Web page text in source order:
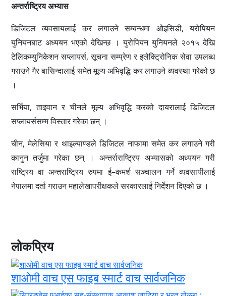
अन्तर्राष्ट्रिय अभ्यास
डिजिटल व्यवसायलाई कर लगाउने सम्बन्धमा ओइसिडी, यरोपियन
युनियनबाट अध्ययन भएको देखिन्छ । युरोपियन युनियनले २०१५ देखि
टेलिकम्युनिकेशन सप्लायर्स, सूचना सम्प्रेण र इलेक्ट्रिोनिक सेवा उपलब्ध
गराउने गैर बासिन्दालाई समेत मूल्य अभिवृद्धि कर लगाउने व्यवस्था गरेको छ
।
सर्भिया, ताइवान र चीनले मूल्य अभिवृद्धि करको दायरालाई डिजिटल
सप्लायर्ससम्म विस्तार गरेका छन् ।
चीन, मेलेसिया र थाइल्याण्डले डिजिटल नाफामा समेत कर लगाउने गरी
कानुन तर्जुमा गरेका छन् । अन्तर्राराष्ट्रिय अभ्यासको अध्ययन गरी
राष्ट्रिय वा अन्तराष्ट्रिय रुपमा ई–कमर्श सञ्चालन गर्ने व्यवसायीलाई
नेपालमा दर्ता गराउन महालेखापरीक्षकले सरकारलाई निर्देशन दिएको छ ।
लोकप्रिय
शाओमी वाच एस फाइब स्मार्ट वाच सार्वजनिक